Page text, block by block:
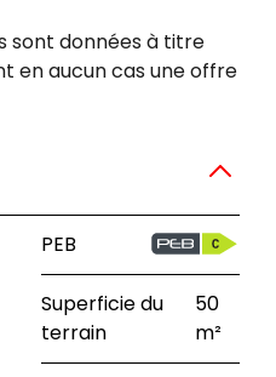
sont données à titre
en aucun cas une offre
PEB
Superficie du
terrain
50
m²